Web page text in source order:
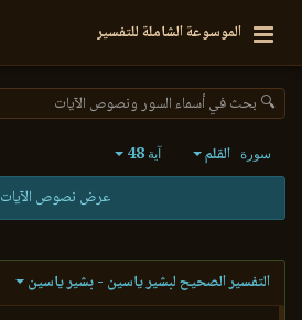
الموسوعة الشاملة للتفسير
🔍 بحث في أسماء السور ونصوص الآيات
سورة القلم آية 48
عرض نصوص الآيات
التفسير الصحيح لبشير ياسين - بشير ياسين